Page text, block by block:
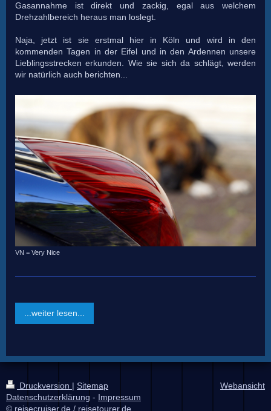
Gasannahme ist direkt und zackig, egal aus welchem
Drehzahlbereich heraus man loslegt.
Naja, jetzt ist sie erstmal hier in Köln und wird in den
kommenden Tagen in der Eifel und in den Ardennen unsere
Lieblingsstrecken erkunden. Wie sie sich da schlägt, werden
wir natürlich auch berichten...
VN = Very Nice
...weiter lesen...
Druckversion | Sitemap
Datenschutzerklärung - Impressum
© reisecruiser.de / reisetourer.de
Webansicht